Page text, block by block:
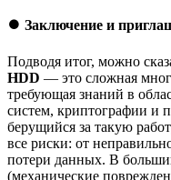
⏺️ Заключение и
Подводя итог, можно
HDD — это сложная
требующая знаний в
систем, криптографии и
берущийся за такую
все риски: от
потери данных. В
(механические